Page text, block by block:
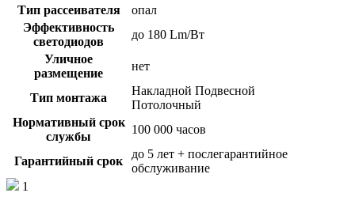
Тип рассеивателя
опал
Эффективность
светодиодов
до 180 Lm/Вт
Уличное
размещение
нет
Тип монтажа
Накладной Подвесной
Потолочный
Нормативный срок
службы
100 000 часов
Гарантийный срок
до 5 лет + послегарантийное
обслуживание
1